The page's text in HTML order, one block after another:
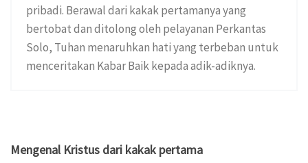
pribadi. Berawal dari kakak pertamanya yang
bertobat dan ditolong oleh pelayanan Perkantas
Solo, Tuhan menaruhkan hati yang terbeban untuk
menceritakan Kabar Baik kepada adik-adiknya.
Mengenal Kristus dari kakak pertama